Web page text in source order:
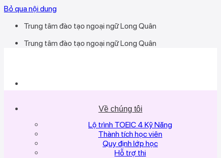
Bỏ qua nội dung
Trung tâm đào tạo ngoại ngữ Long Quân
Trung tâm đào tạo ngoại ngữ Long Quân
Về chúng tôi
Lộ trình TOEIC 4 Kỹ Năng
Thành tích học viên
Quy định lớp học
Hỗ trợ thi